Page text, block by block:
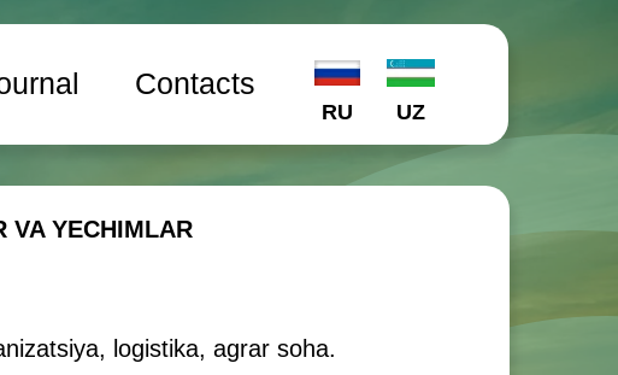
UZ
RU
Contacts
logistika, agrar soha.
VA YECHIMLAR